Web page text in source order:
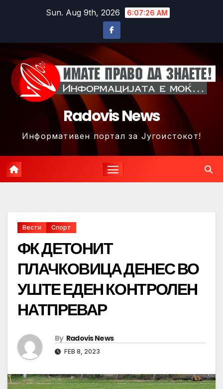
Sun. Aug 9th, 2026 6:07:28 AM
Radovis News
Информативен портал за Југоистокот!
Вести Спорт
ФК ДЕТОНИТ
ПЛАЧКОВИЦА ДЕНЕС ВО
УШТЕ ЕДЕН КОНТРОЛЕН
НАТПРЕВАР
By Radovis News
FEB 8, 2023